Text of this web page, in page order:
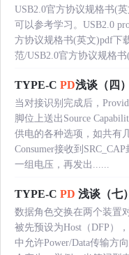
USB2.0官方协议规格书(
可以参考学习。USB2.0
方协议规格书(英文)pdf下
范/USB2.0官方协议规格
TYPE-C PD浅谈（四）
当对接识别完成后，
脚位上送出Source
供电的各种选项，如共有
Consumer接收到
一组电压，再发出......
TYPE-C PD 浅谈（七）
数据角色交换在两个装置
被先预设为Host（DFP）
中允许Power/Data传输方